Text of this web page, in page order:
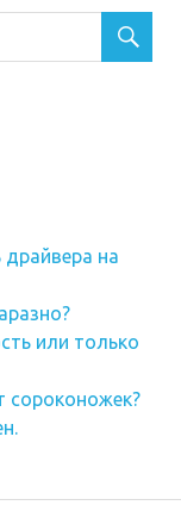
драйвера на
или только
сороконожек?